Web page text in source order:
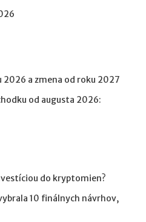
a zmena od roku 2027
od augusta 2026:
do kryptomien?
10 finálnych návrhov,